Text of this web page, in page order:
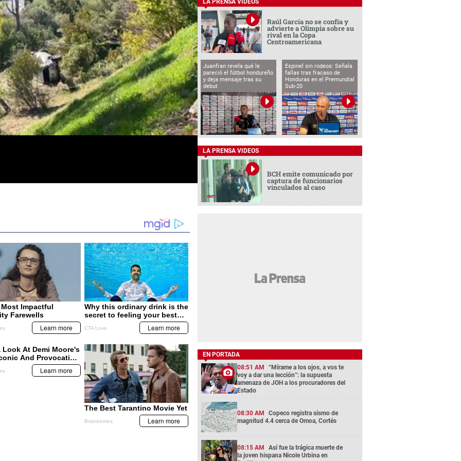
LA PRENSA VIDEOS
Raúl García no se confía y
advierte a Olimpia sobre su
rival en la Copa
Centroamericana
Juanfran revela qué le
pareció el fútbol hondureño
y deja mensaje tras su
debut
Espinel sin rodeos: Señala
fallas tras fracaso de
Honduras en el Premundial
Sub-20
LA PRENSA VIDEOS
BCH emite comunicado por
captura de funcionarios
vinculados al caso
EN PORTADA
08:51 AM “Mírame a los ojos, a vos te
voy a dar una lección”: la supuesta
amenaza de JOH a los procuradores del
Estado
08:30 AM Copeco registra sismo de
magnitud 4.4 cerca de Omoa, Cortés
08:15 AM Así fue la trágica muerte de
la joven hispana Nicole Urbina en